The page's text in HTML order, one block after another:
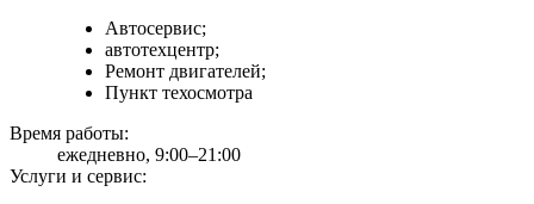
Автосервис;
автотехцентр;
Ремонт двигателей;
Пункт техосмотра
Время работы:
ежедневно, 9:00–21:00
Услуги и сервис: